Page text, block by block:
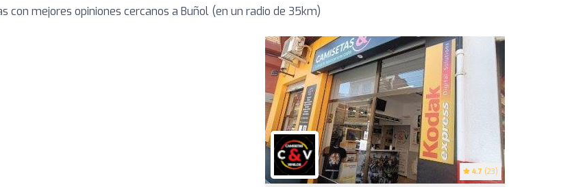
mejores opiniones cercanos a Buñol (en un radio de 35km)
4.7 (23)